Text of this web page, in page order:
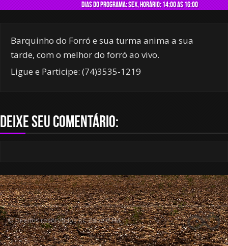
Dias do programa: sex, Horário: 14:00 as 16:00
Barquinho do Forró e sua turma anima a sua
tarde, com o melhor do forró ao vivo.
Ligue e Participe: (74)3535-1219
Deixe seu comentário:
© Direitos reservados RC Zabelê FM